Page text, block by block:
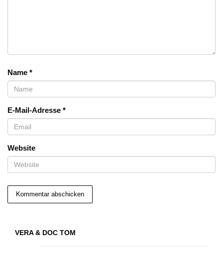
Name *
E-Mail-Adresse *
Website
VERA & DOC TOM